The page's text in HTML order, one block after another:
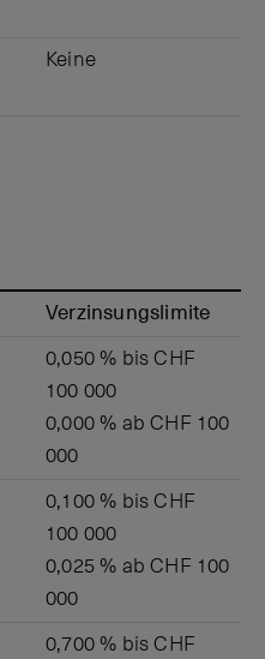
Keine
Verzins­ungs­limite
0,050 % bis CHF
100 000
0,000 % ab CHF 100
000
0,100 % bis CHF
100 000
0,025 % ab CHF 100
000
0,700 % bis CHF